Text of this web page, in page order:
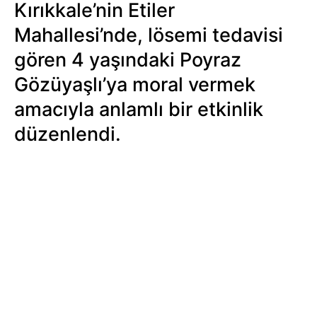
Kırıkkale’nin Etiler
Mahallesi’nde, lösemi tedavisi
gören 4 yaşındaki Poyraz
Gözüyaşlı’ya moral vermek
amacıyla anlamlı bir etkinlik
düzenlendi.